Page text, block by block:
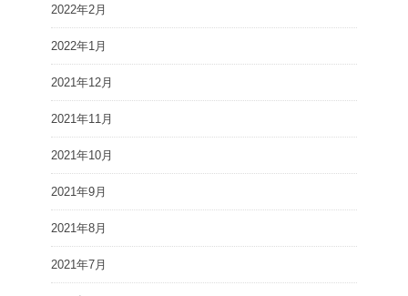
2022年2月
2022年1月
2021年12月
2021年11月
2021年10月
2021年9月
2021年8月
2021年7月